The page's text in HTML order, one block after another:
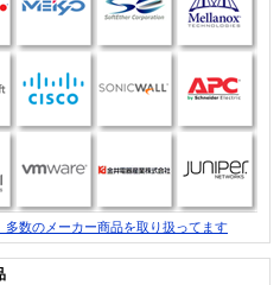
多数のメーカー商品を取り扱ってます